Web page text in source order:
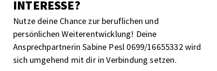
INTERESSE?
Nutze deine Chance zur beruflichen und
persönlichen Weiterentwicklung! Deine
Ansprechpartnerin Sabine Pesl 0699/16655332 wird
sich umgehend mit dir in Verbindung setzen.